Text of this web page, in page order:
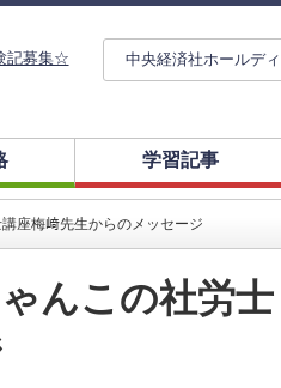
記募集☆ 中央経済社ホールデ
学習記事
座梅﨑先生からのメッセージ
んこの社労士